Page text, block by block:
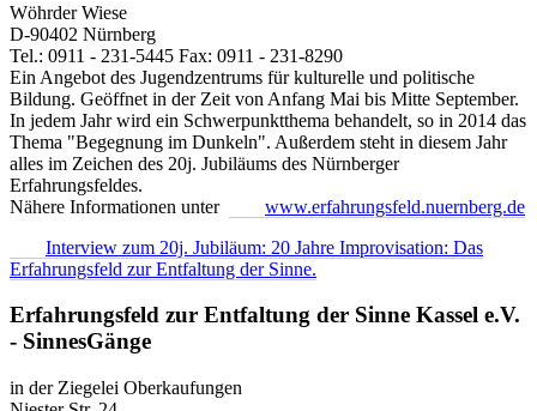
Wöhrder Wiese
D-90402 Nürnberg
Tel.: 0911 - 231-5445 Fax: 0911 - 231-8290
Ein Angebot des Jugendzentrums für kulturelle und politische
Bildung. Geöffnet in der Zeit von Anfang Mai bis Mitte September.
In jedem Jahr wird ein Schwerpunktthema behandelt, so in 2014 das
Thema "Begegnung im Dunkeln". Außerdem steht in diesem Jahr
alles im Zeichen des 20j. Jubiläums des Nürnberger
Erfahrungsfeldes.
Nähere Informationen unter
www.erfahrungsfeld.nuernberg.de
Interview zum 20j. Jubiläum: 20 Jahre Improvisation: Das
Erfahrungsfeld zur Entfaltung der Sinne.
Erfahrungsfeld zur Entfaltung der Sinne Kassel e.V.
- SinnesGänge
in der Ziegelei Oberkaufungen